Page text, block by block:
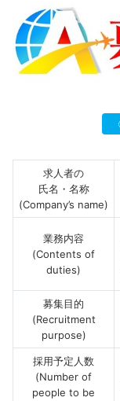
求人者の
氏名・名称
(Company’s name)
業務内容
(Contents of
duties)
募集目的
(Recruitment
purpose)
採用予定人数
(Number of
people to be